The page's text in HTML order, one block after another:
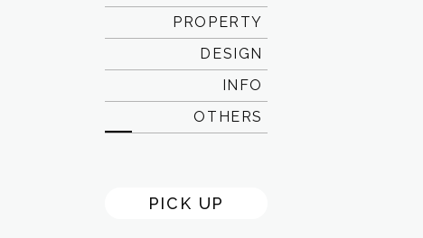
PROPERTY
DESIGN
INFO
OTHERS
PICK UP